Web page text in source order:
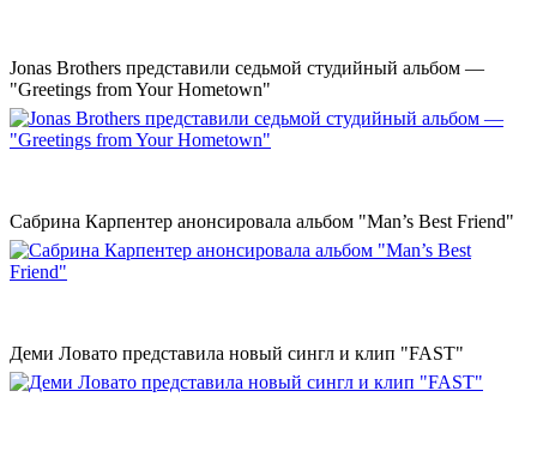
Jonas Brothers представили седьмой студийный альбом —
"Greetings from Your Hometown"
Сабрина Карпентер анонсировала альбом "Man’s Best Friend"
Деми Ловато представила новый сингл и клип "FAST"